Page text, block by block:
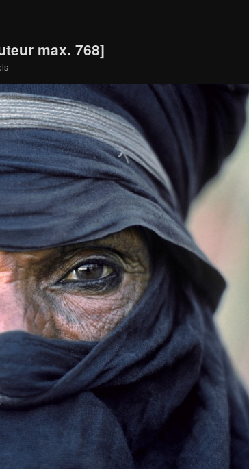
max. 768]